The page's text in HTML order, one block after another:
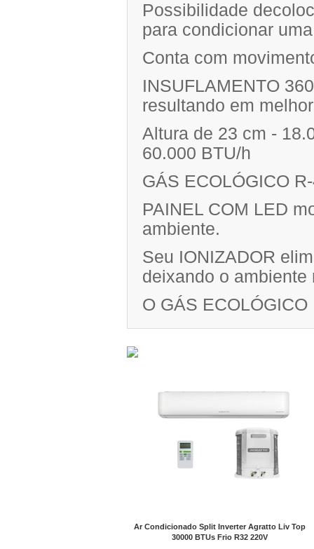
Possibilidade
para condicionar
Conta com
INSUFLAMENTO
resultando em
Altura de 23 cm -
60.000 BTU/h
GÁS ECOLÓGICO
PAINEL COM LED
ambiente.
Seu IONIZADOR
deixando o
O GÁS
Ar Condicionado Split Inverter Agratto Liv Top
30000 BTUs Frio R32 220V